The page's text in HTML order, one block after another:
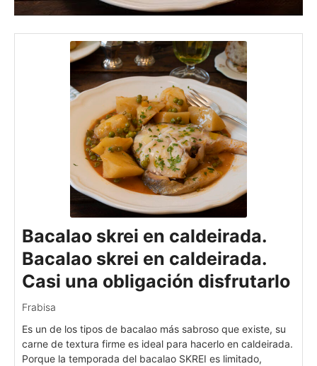
Bacalao skrei en caldeirada.
Bacalao skrei en caldeirada.
Casi una obligación disfrutarlo
Frabisa
Es un de los tipos de bacalao más sabroso que existe, su
carne de textura firme es ideal para hacerlo en caldeirada.
Porque la temporada del bacalao SKREI es limitado,